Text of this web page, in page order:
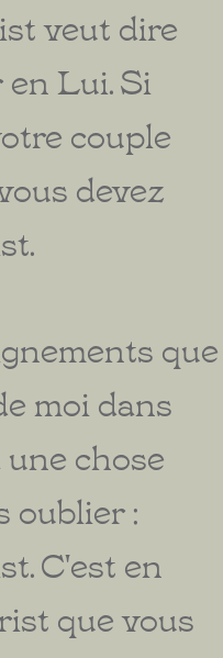
veut dire
Lui. Si
couple
devez
que
moi dans
chose
oublier :
C'est en
que vous